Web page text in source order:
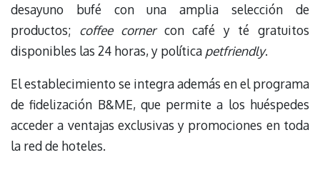
desayuno bufé con una amplia selección de
productos; coffee cornercon café y té gratuitos
disponibles las 24 horas, y política petfriendly.
El establecimiento se integra además en el programa
de fidelización B&ME, que permite a los huéspedes
acceder a ventajas exclusivas y promociones en toda
la red de hoteles.